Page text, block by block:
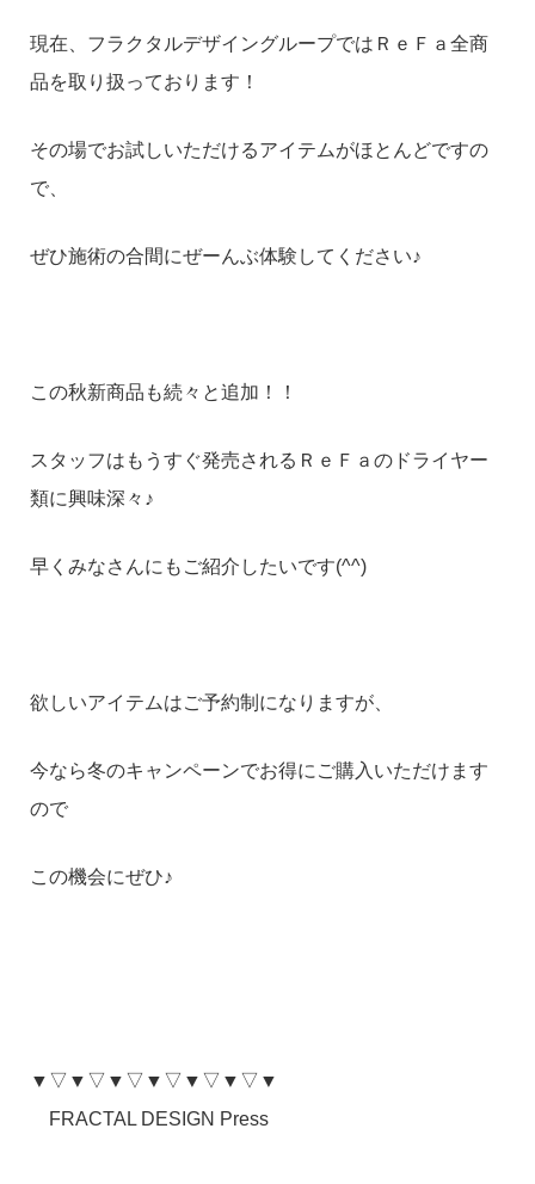
現在、フラクタルデザイングループではＲｅＦａ全商
品を取り扱っております！
その場でお試しいただけるアイテムがほとんどですの
で、
ぜひ施術の合間にぜーんぶ体験してください♪
この秋新商品も続々と追加！！
スタッフはもうすぐ発売されるＲｅＦａのドライヤー
類に興味深々♪
早くみなさんにもご紹介したいです(^^)
欲しいアイテムはご予約制になりますが、
今なら冬のキャンペーンでお得にご購入いただけます
ので
この機会にぜひ♪
▼▽▼▽▼▽▼▽▼▽▼▽▼
FRACTAL DESIGN Press